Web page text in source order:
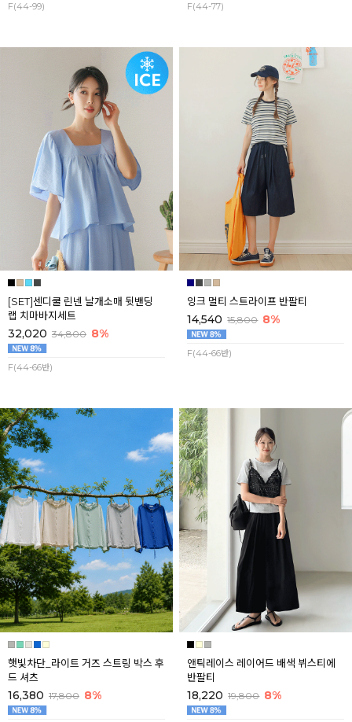
F(44-99) F(44-77)
[SET]센디쿨 린넨 날개소매 뒷밴딩
랩 치마바지세트
32,020 34,800 8%
F(44-66반)
잉크 멀티 스트라이프 반팔티
14,540 15,800 8%
F(44-66반)
햇빛차단_라이트 거즈 스트링 박스 후
드 셔츠
16,380 17,800 8%
앤틱레이스 레이어드 배색 뷔스티에
반팔티
18,220 19,800 8%